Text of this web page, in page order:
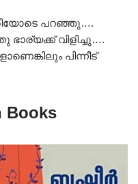
പറഞ്ഞു….
വിളിച്ചു….
പിന്നീട്
Books